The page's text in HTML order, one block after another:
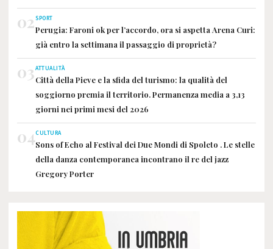
02SPORT
Perugia: Faroni ok per l’accordo, ora si aspetta Arena Curi:
già entro la settimana il passaggio di proprietà?
03ATTUALITÀ
Città della Pieve e la sfida del turismo: la qualità del
soggiorno premia il territorio. Permanenza media a 3,13
giorni nei primi mesi del 2026
04CULTURA
Sons of Echo al Festival dei Due Mondi di Spoleto . Le stelle
della danza contemporanea incontrano il re del jazz
Gregory Porter